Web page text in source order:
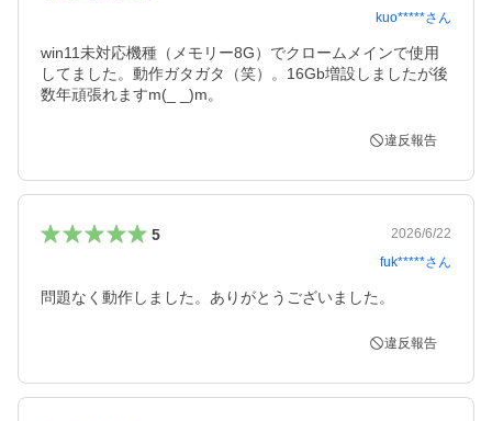
kuo*****さん
win11未対応機種（メモリー8G）でクロームメインで使用
してました。動作ガタガタ（笑）。16Gb増設しましたが後
数年頑張れますm(_ _)m。
違反報告
5
2026/6/22
fuk*****さん
問題なく動作しました。ありがとうございました。
違反報告